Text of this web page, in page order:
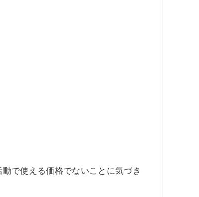
で使える価格でないことに気づき